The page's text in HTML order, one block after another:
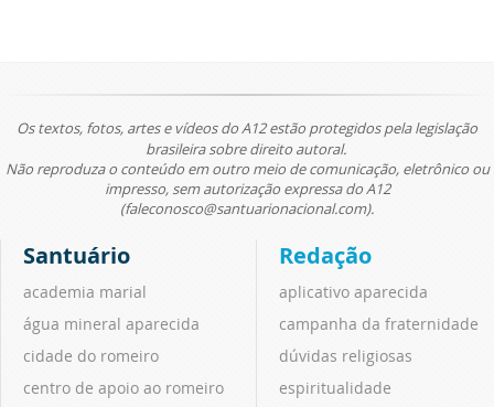
Os textos, fotos, artes e vídeos do A12 estão protegidos pela legislação
brasileira sobre direito autoral.
Não reproduza o conteúdo em outro meio de comunicação, eletrônico ou
impresso, sem autorização expressa do A12
(faleconosco@santuarionacional.com).
Santuário
academia marial
água mineral aparecida
cidade do romeiro
centro de apoio ao romeiro
Redação
aplicativo aparecida
campanha da fraternidade
dúvidas religiosas
espiritualidade